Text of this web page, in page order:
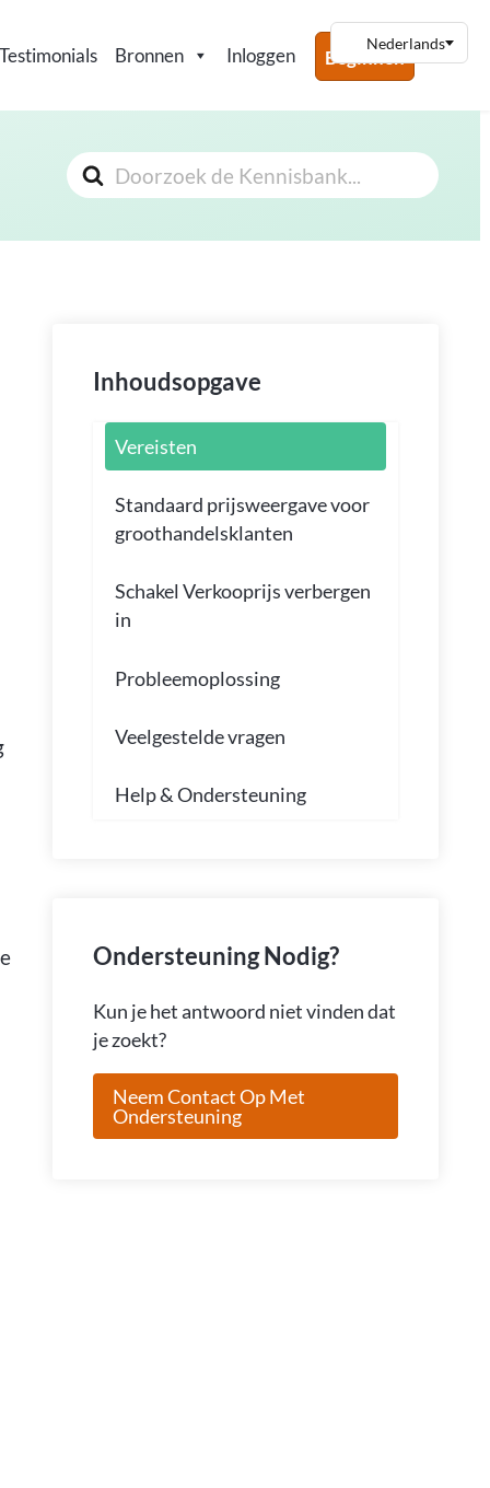
Testimonials Bronnen Inloggen Beginnen
Zoeken
Naar
Inhoudsopgave
Vereisten
Standaard prijsweergave voor
groothandelsklanten
Schakel Verkooprijs verbergen
in
Probleemoplossing
Veelgestelde vragen
Help & Ondersteuning
Ondersteuning Nodig?
Kun je het antwoord niet vinden dat
je zoekt?
Neem Contact Op Met
Ondersteuning